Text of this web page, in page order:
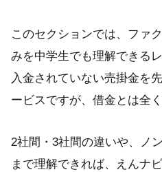
このセクションでは、ファ
みを中学生でも理解できる
入金されていない売掛金を
ービスですが、借金とは全
2社間・3社間の違いや、ノ
まで理解できれば、えんナ